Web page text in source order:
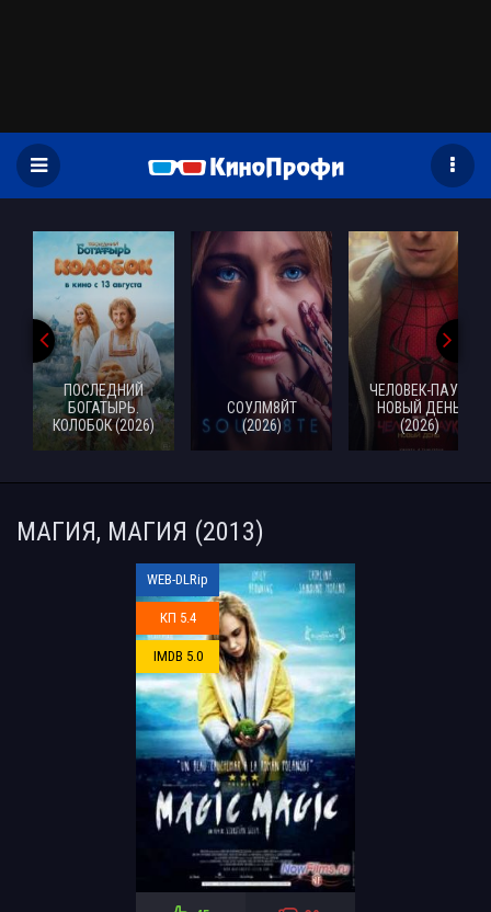
ПОСЛЕДНИЙ
БОГАТЫРЬ.
КОЛОБОК (2026)
СОУЛМ8ЙТ
(2026)
ЧЕЛОВЕК-ПАУК:
НОВЫЙ ДЕНЬ
(2026)
МАГИЯ, МАГИЯ (2013)
WEB-DLRip
КП 5.4
IMDB 5.0